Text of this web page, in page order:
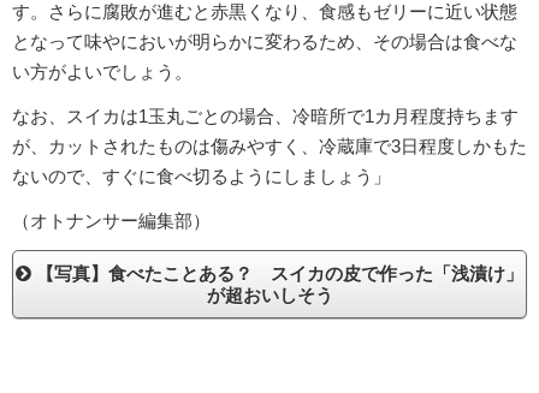
す。さらに腐敗が進むと赤黒くなり、食感もゼリーに近い状態
となって味やにおいが明らかに変わるため、その場合は食べな
い方がよいでしょう。
なお、スイカは1玉丸ごとの場合、冷暗所で1カ月程度持ちます
が、カットされたものは傷みやすく、冷蔵庫で3日程度しかもた
ないので、すぐに食べ切るようにしましょう」
（オトナンサー編集部）
【写真】食べたことある？ スイカの皮で作った「浅漬け」
が超おいしそう